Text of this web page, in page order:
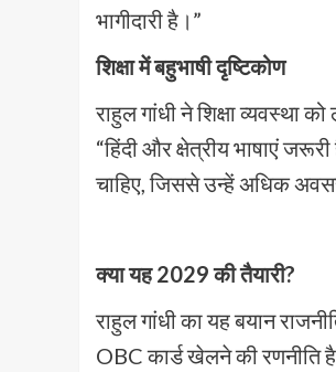
भागीदारी है।”
शिक्षा में बहुभाषी दृष्टिकोण
राहुल गांधी ने शिक्षा व्यवस्था
“हिंदी और क्षेत्रीय भाषाएं
चाहिए, जिससे उन्हें अधिक
क्या यह 2029 की तैयारी?
राहुल गांधी का यह बयान
OBC कार्ड खेलने की रणनीति